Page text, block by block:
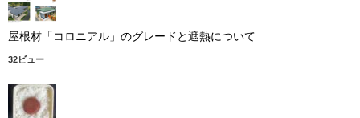
屋根材「コロニアル」のグレードと遮熱について
32ビュー